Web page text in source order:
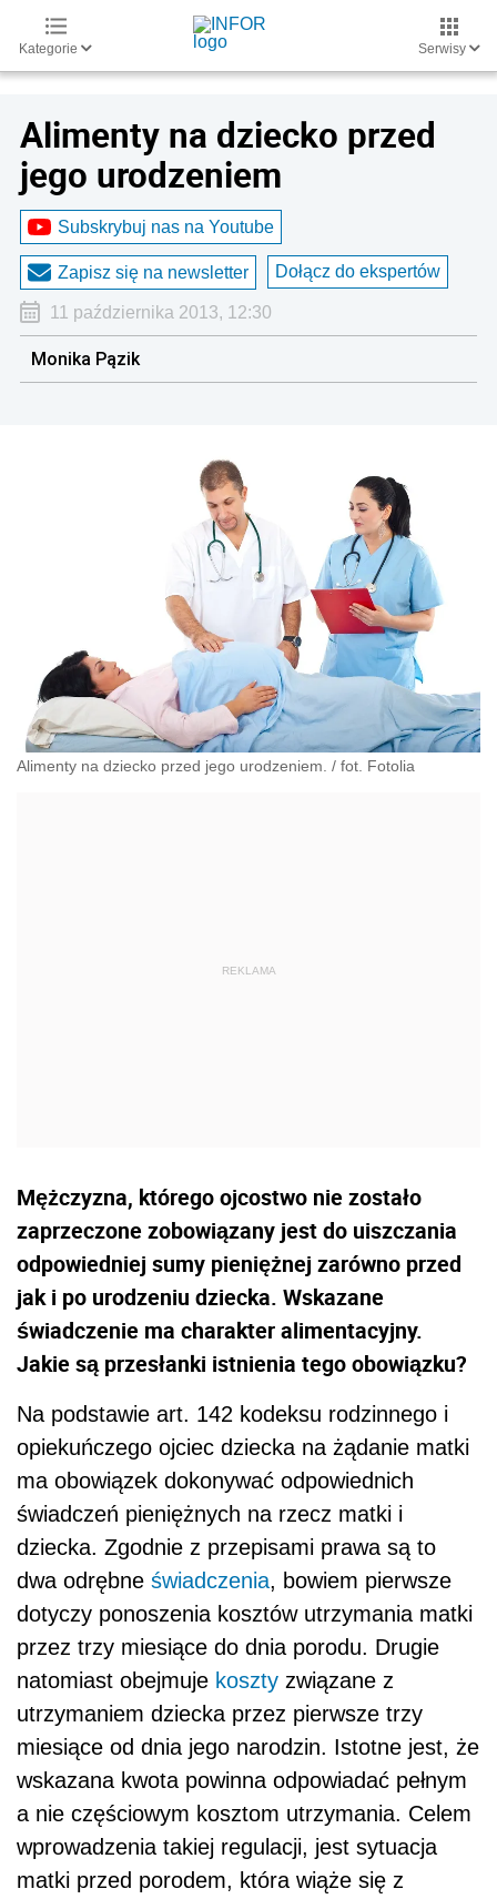
Kategorie Serwisy
Alimenty na dziecko przed
jego urodzeniem
Subskrybuj nas na Youtube
Zapisz się na newsletter Dołącz do ekspertów
11 października 2013, 12:30
Monika Pązik
Alimenty na dziecko przed jego urodzeniem. / fot. Fotolia
Mężczyzna, którego ojcostwo nie zostało
zaprzeczone zobowiązany jest do uiszczania
odpowiedniej sumy pieniężnej zarówno przed
jak i po urodzeniu dziecka. Wskazane
świadczenie ma charakter alimentacyjny.
Jakie są przesłanki istnienia tego obowiązku?
Na podstawie art. 142 kodeksu rodzinnego i
opiekuńczego ojciec dziecka na żądanie matki
ma obowiązek dokonywać odpowiednich
świadczeń pieniężnych na rzecz matki i
dziecka. Zgodnie z przepisami prawa są to
dwa odrębne świadczenia, bowiem pierwsze
dotyczy ponoszenia kosztów utrzymania matki
przez trzy miesiące do dnia porodu. Drugie
natomiast obejmuje koszty związane z
utrzymaniem dziecka przez pierwsze trzy
miesiące od dnia jego narodzin. Istotne jest, że
wskazana kwota powinna odpowiadać pełnym
a nie częściowym kosztom utrzymania. Celem
wprowadzenia takiej regulacji, jest sytuacja
matki przed porodem, która wiąże się z